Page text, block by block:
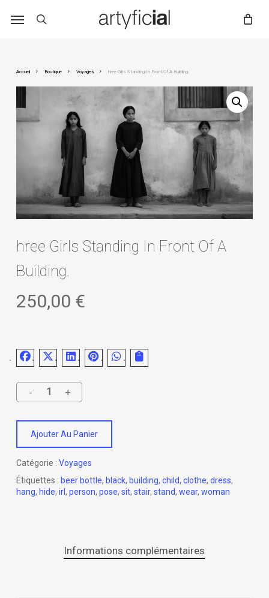
Accueil Boutique Voyages hree Girls Standing In Front Of A Building.
hree Girls Standing In Front Of A
Building.
250,00 €
Ajouter Au Panier
Catégorie : Voyages
Étiquettes : beer bottle, black, building, child, clothe, dress,
hang, hide, irl, person, pose, sit, stair, stand, wear, woman
Informations complémentaires